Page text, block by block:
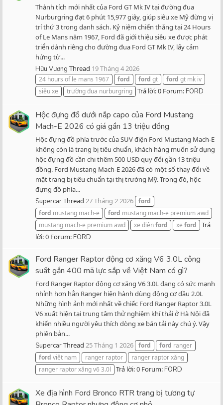
Thành tích mới nhất của Ford GT Mk IV tại đường đua
Nurburgring đạt 6 phút 15,977 giây, giúp siêu xe Mỹ đừng vị
trí thứ 3 trong danh sách. Kỷ niệm chiến thắng tại 24 Hours
of Le Mans năm 1967, Ford đã giới thiệu siêu xe được phát
triển dành riêng cho đường đua Ford GT Mk IV, lấy cảm
hứng từ...
Hữu Vương Thread 19 Tháng 4 2026
24 hours of le mans 1967 ford ford gt ford gt mk iv
siêu xe
trường đua nurburgring Trả lời: 0 Forum:FORD
Hộc đựng đồ dưới nắp capo của Ford Mustang
Mach-E 2026 có giá gần 13 triệu đồng
Hộc đựng đồ phía trước của SUV điện Ford Mustang Mach-E
không còn là trang bị tiêu chuẩn, khách hàng muốn sử dụng
hộc đựng đồ cần chi thêm 500 USD quy đổi gần 13 triệu
đồng. Ford Mustang Mach-E 2026 đã có một số thay đổi về
mặt trang bị tiêu chuẩn tại thị trường Mỹ. Trong đó, hộc
đựng đồ phía...
SupercarThread 27 Tháng 2 2026 ford
ford mustang mach-e ford mustang mach-e premium awd
mustang mach-e premium awd
xe điệnford xe ford
Trả
lời: 0 Forum:FORD
Ford Ranger Raptor động cơ xăng V6 3.0L công
suất gần 400 mã lực sắp về Việt Nam có gì?
Ford Ranger Raptor động cơ xăng V6 3.0L đang có sức mạnh
nhỉnh hơn hẳn Ranger hiện hành dùng động cơ dầu 2.0L
Những hình ảnh mới nhất về chiếc Ford Ranger Raptor 3.0L
V6 xuất hiện tại trung tâm thử nghiệm khí thải ở Hà Nội đã
khiến nhiều người yêu thích dòng xe bán tải này chú ý. Vậy
phiên bản...
SupercarThread 25 Tháng 1 2026 ford ford ranger
ford việt nam ranger raptor
ranger raptor xăng
ranger raptor xăng v6 3.0l
Trả lời: 0 Forum:FORD
Xe địa hình Ford Bronco RTR trang bị tương tự